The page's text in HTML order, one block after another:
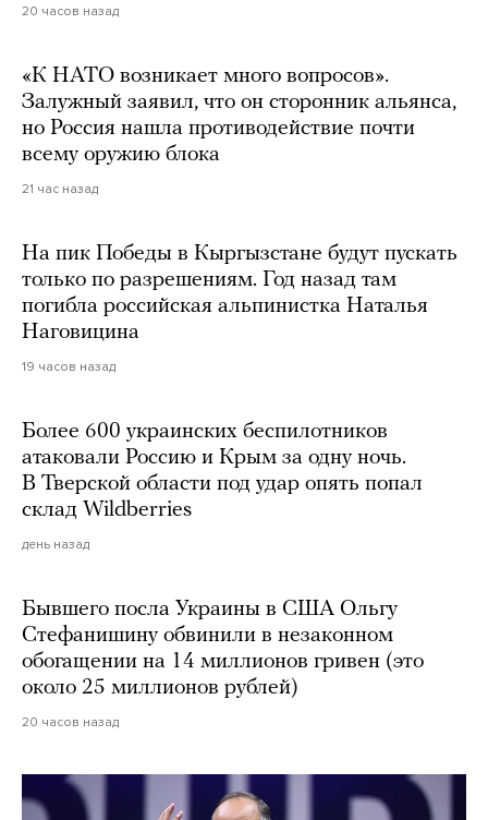
20 часов назад
«К НАТО возникает много вопросов».
Залужный заявил, что он сторонник альянса,
но Россия нашла противодействие почти
всему оружию блока
21 час назад
На пик Победы в Кыргызстане будут пускать
только по разрешениям. Год назад там
погибла российская альпинистка Наталья
Наговицина
19 часов назад
Более 600 украинских беспилотников
атаковали Россию и Крым за одну ночь.
В Тверской области под удар опять попал
склад Wildberries
день назад
Бывшего посла Украины в США Ольгу
Стефанишину обвинили в незаконном
обогащении на 14 миллионов гривен (это
около 25 миллионов рублей)
20 часов назад